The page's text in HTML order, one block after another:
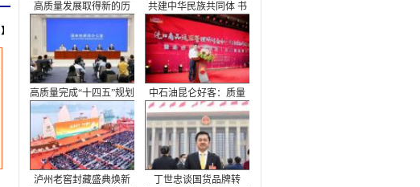
】
高质量发展取得新的历
史性成就——从“十四五”
看中国答卷
共建中华民族共同体 书
写美丽西藏新篇章
高质量完成“十四五”规划
系列主题新闻发布会
中石油昆仑好客：质量
筑强根基，非油业务迈
向新高度
泸州老窖封藏盛典焕新
丁世忠谈国货品牌转